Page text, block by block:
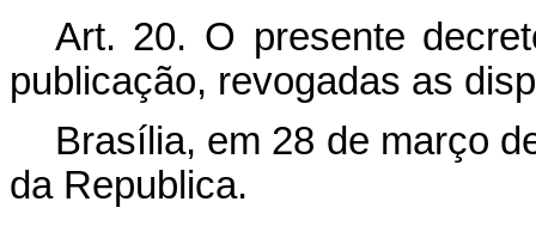
Art. 20. O presente
publicação, revogadas as
Brasília, em 28 de março
da Republica.